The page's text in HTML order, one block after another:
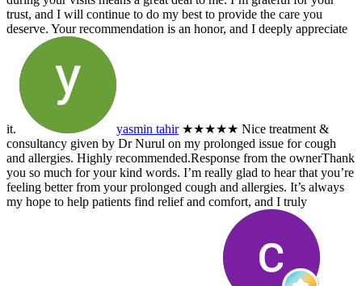
trust, and I will continue to do my best to provide the care you
deserve. Your recommendation is an honor, and I deeply appreciate
it. yasmin tahir★★★★★ Nice treatment &
consultancy given by Dr Nurul on my prolonged issue for cough
and allergies. Highly recommended.Response from the ownerThank
you so much for your kind words. I’m really glad to hear that you’re
feeling better from your prolonged cough and allergies. It’s always
my hope to help patients find relief and comfort, and I truly